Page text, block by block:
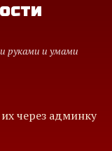
руками и умами
через админку